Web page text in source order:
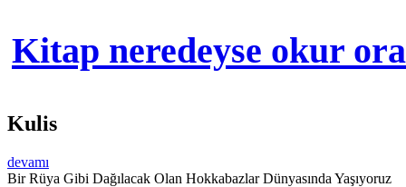
Kitap neredeyse okur
Kulis
devamı
Bir Rüya Gibi Dağılacak Olan Hokkabazlar Dünyasında Yaşıyoruz